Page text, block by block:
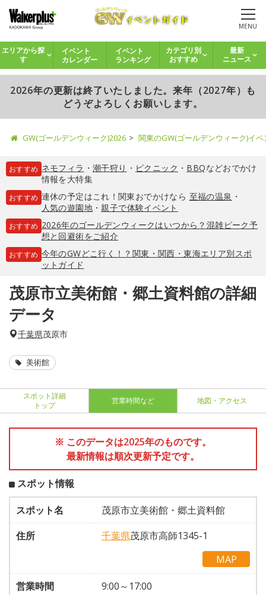
MENU
エリアから探
す
イベント
カレンダー
イベント
ランキング
カテゴリ別
おすすめ
最新
ニュース
2026年の更新は終了いたしました。来年（2027年）も
どうぞよろしくお願いします。
GW(ゴールデンウィーク)2026 関東のGW(ゴールデンウィーク)イ
おすすめ ネモフィラ ・ 潮干狩り ・ ピクニック ・ BBQなどおでかけ
情報を大特集
おすすめ 連休の予定はこれ！関東おでかけなら 至福の温泉 ・
人気の遊園地・親子で体験イベント
おすすめ 2026年のゴールデンウィークはいつから？混雑ピーク予
想と回避術をご紹介
おすすめ 今年のGWどこ行く！？関東・関西・東海エリア別スポ
ットガイド
茂原市立美術館・郷土資料館の詳細
データ
千葉県茂原市
美術館
スポット詳細
トップ
営業時間など 地図・アクセス
※ このデータは2025年のものです。
最新情報は順次更新予定です。
スポット情報
スポット名
茂原市立美術館・郷土資料館
住所
千葉県茂原市高師1345-1
MAP
営業時間
9:00～17:00